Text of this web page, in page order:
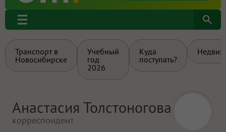
Транспорт в
Новосибирске
Учебный
год
2026
Куда
поступать?
Анастасия Толстоногова
корреспондент